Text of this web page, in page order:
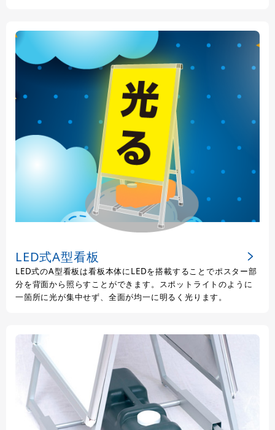
LED式A型看板
LED式のA型看板は看板本体にLEDを搭載することでポスター部
分を背面から照らすことができます。スポットライトのように
一箇所に光が集中せず、全面が均一に明るく光ります。